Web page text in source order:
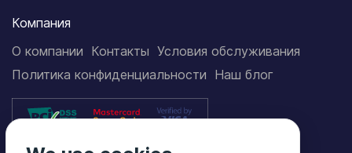
Компания
О компании Контакты Условия обслуживания
Политика конфиденциальности Наш блог